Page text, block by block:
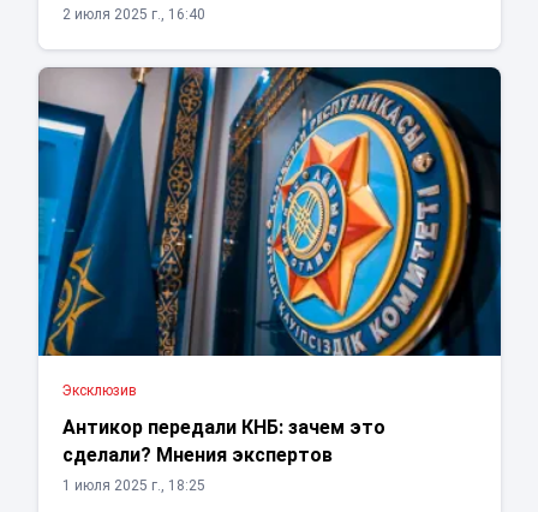
2 июля 2025 г., 16:40
Эксклюзив
Антикор передали КНБ: зачем это
сделали? Мнения экспертов
1 июля 2025 г., 18:25